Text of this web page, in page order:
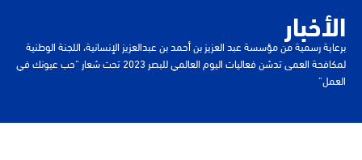
الأخبار
برعاية رسمية من مؤسسة عبد العزيز بن أحمد بن عبدالعزيز الإنسانية، اللجنة الوطنية
لمكافحة العمى تدشن فعاليات اليوم العالمي للبصر 2023 تحت شعار “حب عيونك في
العمل”